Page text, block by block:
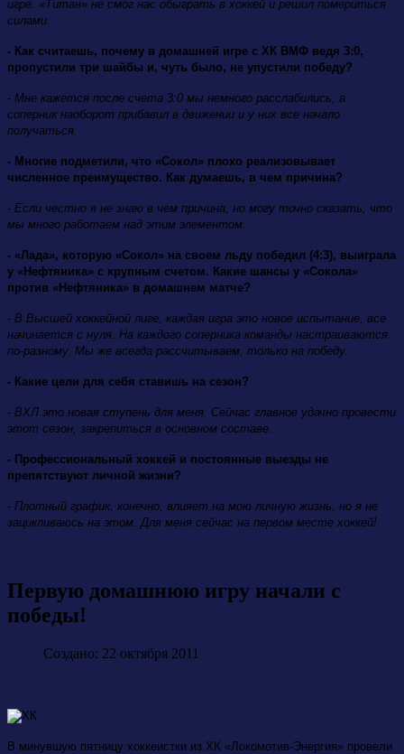
игре. «Титан» не смог нас обыграть в хоккей и решил помериться
силами.
- Как считаешь, почему в домашней игре с ХК ВМФ ведя 3:0,
пропустили три шайбы и, чуть было, не упустили победу?
- Мне кажется после счета 3:0 мы немного расслабились, а
соперник наоборот прибавил в движении и у них все начало
получаться.
- Многие подметили, что «Сокол» плохо реализовывает
численное преимущество. Как думаешь, в чем причина?
- Если честно я не знаю в чем причина, но могу точно сказать, что
мы много работаем над этим элементом.
- «Лада», которую «Сокол» на своем льду победил (4:3), выиграла
у «Нефтяника» с крупным счетом. Какие шансы у «Сокола»
против «Нефтяника» в домашнем матче?
- В Высшей хоккейной лиге, каждая игра это новое испытание, все
начинается с нуля. На каждого соперника команды настраиваются
по-разному. Мы же всегда рассчитываем, только на победу.
- Какие цели для себя ставишь на сезон?
- ВХЛ это новая ступень для меня. Сейчас главное удачно провести
этот сезон, закрепиться в основном составе.
- Профессиональный хоккей и постоянные выезды не
препятствуют личной жизни?
- Плотный график, конечно, влияет на мою личную жизнь, но я не
зацикливаюсь на этом. Для меня сейчас на первом месте хоккей!
Первую домашнюю игру начали с
победы!
Создано: 22 октября 2011
В минувшую пятницу хоккеистки из ХК «Локомотив-Энергия» провели